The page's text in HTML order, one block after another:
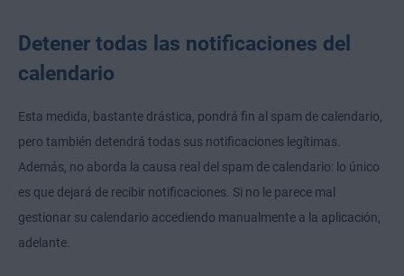
Detener todas las notificaciones del
calendario
Esta medida, bastante drástica, pondrá fin al spam de calendario,
pero también detendrá todas sus notificaciones legítimas.
Además, no aborda la causa real del spam de calendario: lo único
es que dejará de recibir notificaciones. Si no le parece mal
gestionar su calendario accediendo manualmente a la aplicación,
adelante.